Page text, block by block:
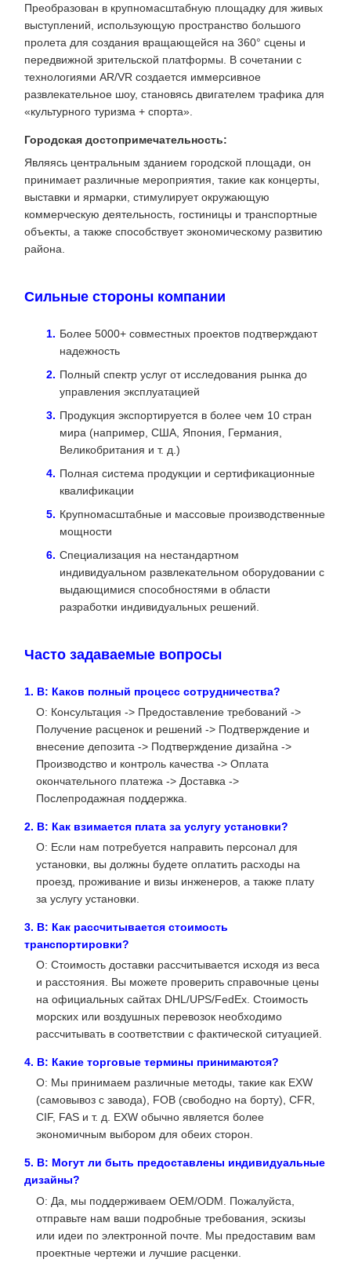
Преобразован в крупномасштабную площадку для живых
выступлений, использующую пространство большого
пролета для создания вращающейся на 360° сцены и
передвижной зрительской платформы. В сочетании с
технологиями AR/VR создается иммерсивное
развлекательное шоу, становясь двигателем трафика для
«культурного туризма + спорта».
Городская достопримечательность:
Являясь центральным зданием городской площади, он
принимает различные мероприятия, такие как концерты,
выставки и ярмарки, стимулирует окружающую
коммерческую деятельность, гостиницы и транспортные
объекты, а также способствует экономическому развитию
района.
Сильные стороны компании
Более 5000+ совместных проектов подтверждают
надежность
Полный спектр услуг от исследования рынка до
управления эксплуатацией
Продукция экспортируется в более чем 10 стран
мира (например, США, Япония, Германия,
Великобритания и т. д.)
Полная система продукции и сертификационные
квалификации
Крупномасштабные и массовые производственные
мощности
Специализация на нестандартном
индивидуальном развлекательном оборудовании с
выдающимися способностями в области
разработки индивидуальных решений.
Часто задаваемые вопросы
1. В: Каков полный процесс сотрудничества?
О: Консультация -> Предоставление требований ->
Получение расценок и решений -> Подтверждение и
внесение депозита -> Подтверждение дизайна ->
Производство и контроль качества -> Оплата
окончательного платежа -> Доставка ->
Послепродажная поддержка.
2. В: Как взимается плата за услугу установки?
О: Если нам потребуется направить персонал для
установки, вы должны будете оплатить расходы на
проезд, проживание и визы инженеров, а также плату
за услугу установки.
3. В: Как рассчитывается стоимость
транспортировки?
О: Стоимость доставки рассчитывается исходя из веса
и расстояния. Вы можете проверить справочные цены
на официальных сайтах DHL/UPS/FedEx. Стоимость
морских или воздушных перевозок необходимо
рассчитывать в соответствии с фактической ситуацией.
4. В: Какие торговые термины принимаются?
О: Мы принимаем различные методы, такие как EXW
(самовывоз с завода), FOB (свободно на борту), CFR,
CIF, FAS и т. д. EXW обычно является более
экономичным выбором для обеих сторон.
5. В: Могут ли быть предоставлены индивидуальные
дизайны?
О: Да, мы поддерживаем OEM/ODM. Пожалуйста,
отправьте нам ваши подробные требования, эскизы
или идеи по электронной почте. Мы предоставим вам
проектные чертежи и лучшие расценки.